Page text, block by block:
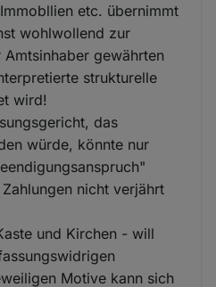
etc. übernimmt
wohlwollend zur
gewährten
strukturelle
wird!
das
würde, könnte nur
nicht verjährt
und Kirchen - will
Motive kann sich